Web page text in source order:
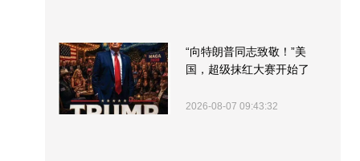
“向特朗普同志致敬！”美
国，超级抹红大赛开始了
2026-08-07 09:43:32